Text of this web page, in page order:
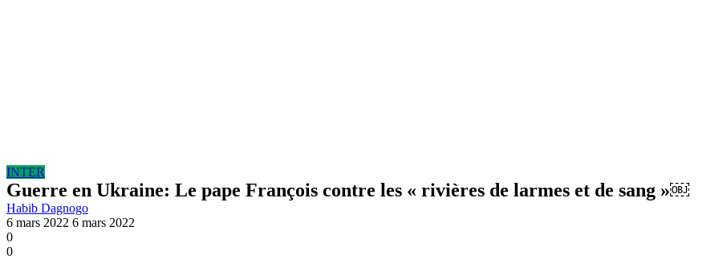
INTER
Guerre en Ukraine: Le pape François contre les « rivières de larmes et de sang »￼
Habib Dagnogo
6 mars 2022 6 mars 2022
0
0